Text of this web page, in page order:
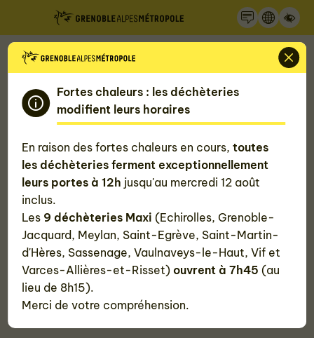
Panneau de gestion des cookies
Fortes chaleurs : les déchèteries
modifient leurs horaires
En raison des fortes chaleurs en cours,toutes
les déchèteries ferment exceptionnellement
leurs portes à 12h jusqu'au mercredi 12 août
inclus.
Les 9 déchèteries Maxi (Echirolles, Grenoble-
Jacquard, Meylan, Saint-Egrève, Saint-Martin-
d'Hères, Sassenage, Vaulnaveys-le-Haut, Vif et
Varces-Allières-et-Risset) ouvrent à 7h45(au
lieu de 8h15).
Merci de votre compréhension.
Accueil
Toute l'actualité de la Métropole de
Découvrez l'actualité de Grenoble Alpes Métropole
et ses alentours en quelques clics : astuces et bons
plans pour bien vivre dans la métropole grenobloise,
grands projets métropolitains...
#Toutes